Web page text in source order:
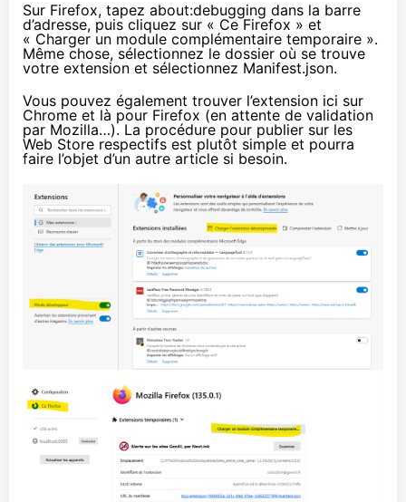
Sur Firefox, tapez about:debugging dans la barre
d’adresse, puis cliquez sur « Ce Firefox » et
« Charger un module complémentaire temporaire ».
Même chose, sélectionnez le dossier où se trouve
votre extension et sélectionnez Manifest.json.
Vous pouvez également trouver l’extension ici sur
Chrome et là pour Firefox (en attente de validation
par Mozilla…). La procédure pour publier sur les
Web Store respectifs est plutôt simple et pourra
faire l’objet d’un autre article si besoin.